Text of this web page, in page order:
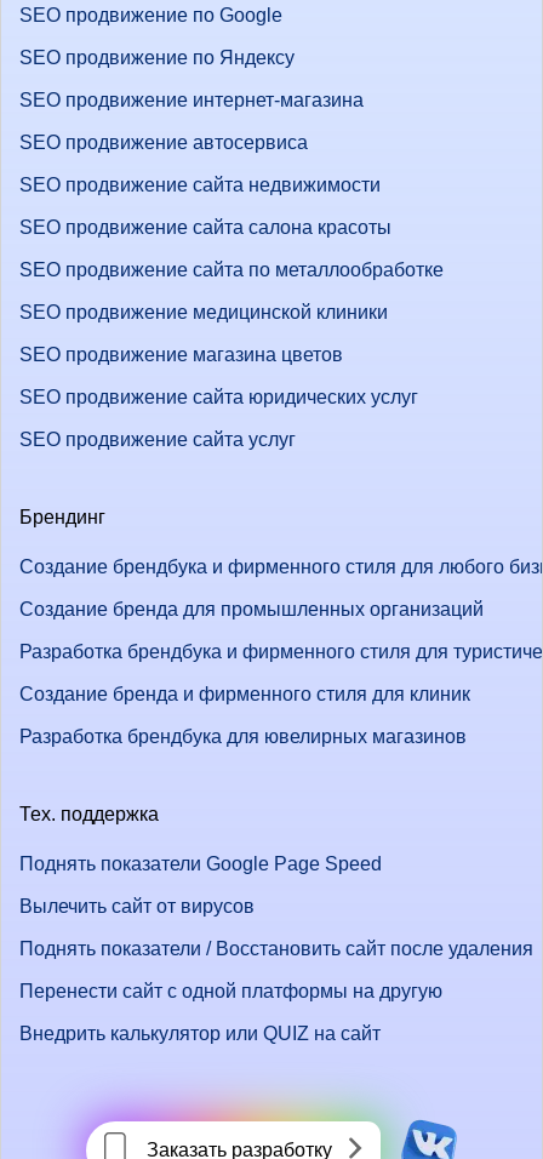
SEO продвижение по Google
SEO продвижение по Яндексу
SEO продвижение интернет-магазина
SEO продвижение автосервиса
SEO продвижение сайта недвижимости
SEO продвижение сайта салона красоты
SEO продвижение сайта по металлообработке
SEO продвижение медицинской клиники
SEO продвижение магазина цветов
SEO продвижение сайта юридических услуг
SEO продвижение сайта услуг
Брендинг
Создание брендбука и фирменного стиля для любого
Создание бренда для промышленных организаций
Разработка брендбука и фирменного стиля для
Создание бренда и фирменного стиля для клиник
Разработка брендбука для ювелирных магазинов
Тех. поддержка
Поднять показатели Google Page Speed
Вылечить сайт от вирусов
Поднять показатели / Восстановить сайт после удаления
Перенести сайт с одной платформы на другую
Внедрить калькулятор или QUIZ на сайт
Заказать разработку